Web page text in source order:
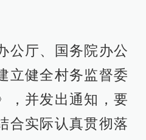
公厅、国务院办公
立健全村务监督委
，并发出通知，要
合实际认真贯彻落